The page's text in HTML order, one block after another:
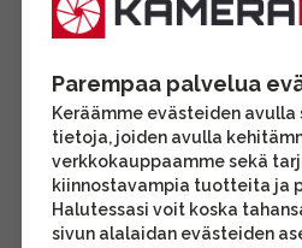
Parempaa palvelua
Keräämme evästeiden
tietoja, joiden avulla
verkkokauppaamme sekä
kiinnostavampia tuotteita ja
Halutessasi voit koska
sivun alalaidan evästeiden